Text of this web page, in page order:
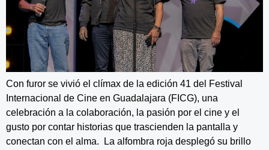
Con furor se vivió el clímax de la edición 41 del Festival
Internacional de Cine en Guadalajara (FICG), una
celebración a la colaboración, la pasión por el cine y el
gusto por contar historias que trascienden la pantalla y
conectan con el alma. La alfombra roja desplegó su brillo